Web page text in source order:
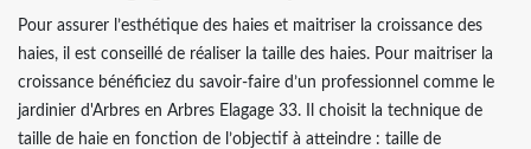
Pour assurer l’esthétique des haies et maitriser la croissance des
haies, il est conseillé de réaliser la taille des haies. Pour maitriser la
croissance bénéficiez du savoir-faire d’un professionnel comme le
jardinier d'Arbres en Arbres Elagage 33. Il choisit la technique de
taille de haie en fonction de l’objectif à atteindre : taille de